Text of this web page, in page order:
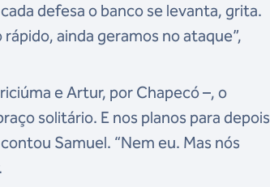
defesa o banco se levanta, grita.
ainda geramos no ataque”,
e Artur, por Chapecó –, o
solitário. E nos planos para depois
Samuel. “Nem eu. Mas nós